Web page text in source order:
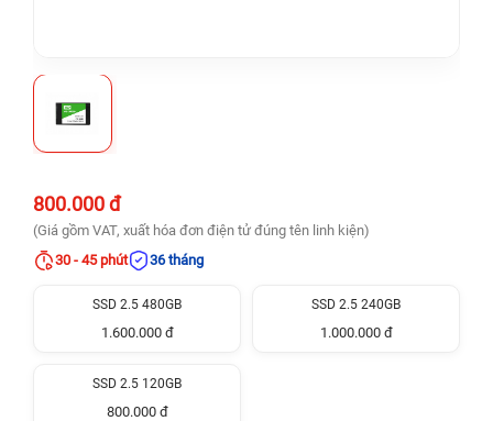
800.000 đ
(Giá gồm VAT, xuất hóa đơn điện tử đúng tên linh kiện)
30 - 45 phút
36 tháng
SSD 2.5 480GB
1.600.000 đ
SSD 2.5 240GB
1.000.000 đ
SSD 2.5 120GB
800.000 đ